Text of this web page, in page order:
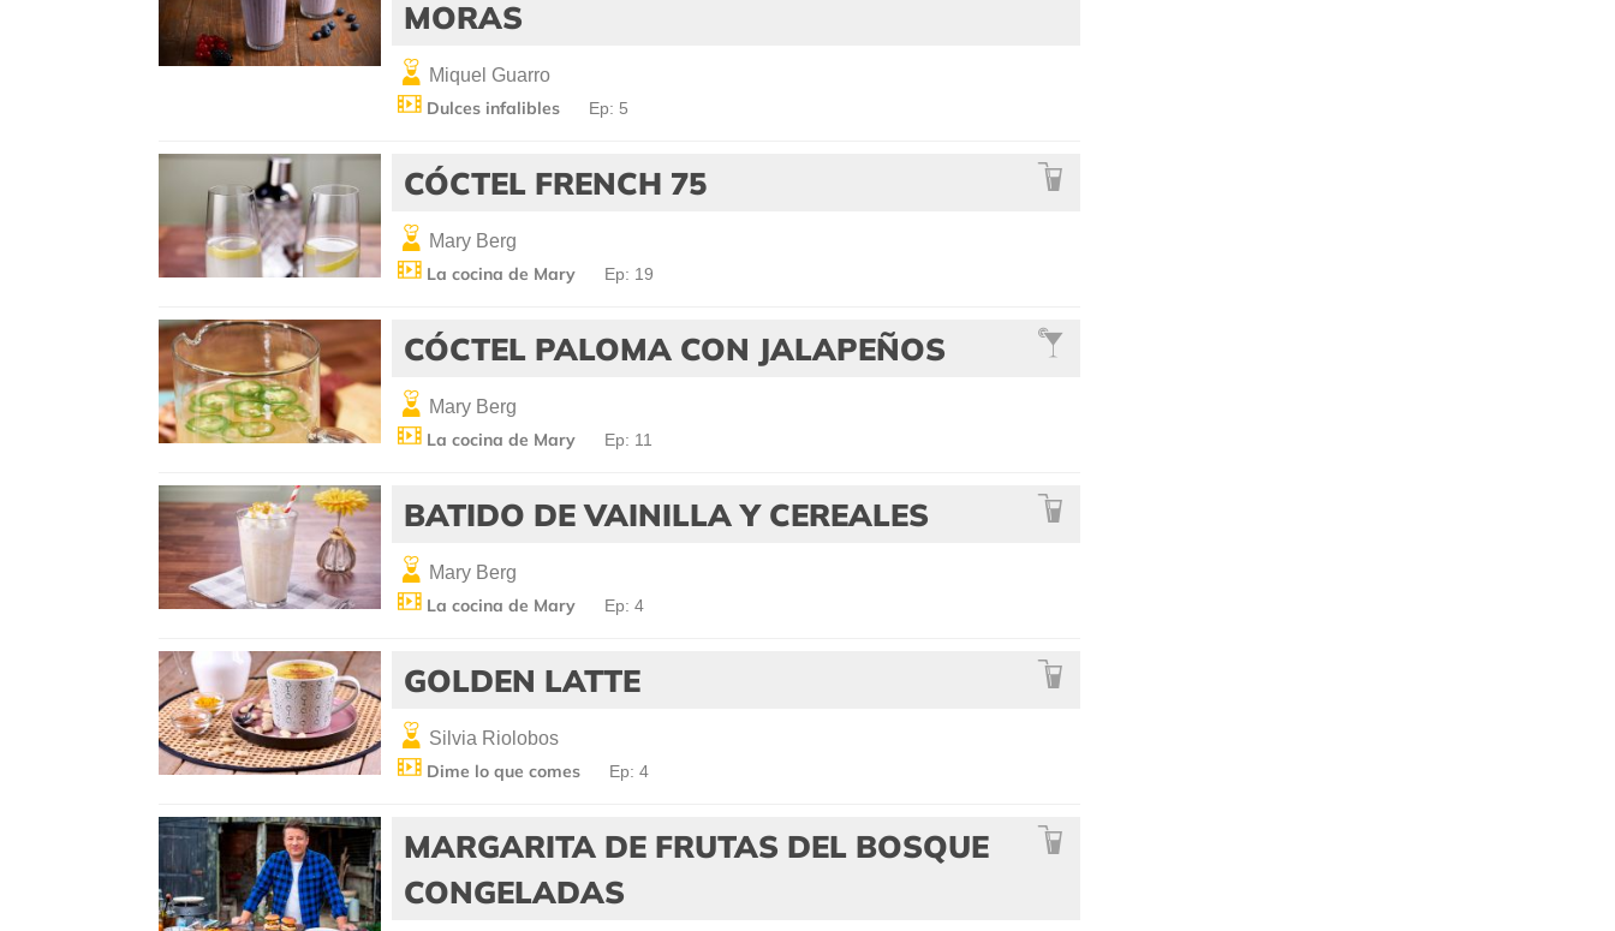
MORAS
Miquel Guarro
Dulces infalibles Ep: 5
CÓCTEL FRENCH 75
Mary Berg
La cocina de Mary Ep: 19
CÓCTEL PALOMA CON JALAPEÑOS
Mary Berg
La cocina de Mary Ep: 11
BATIDO DE VAINILLA Y CEREALES
Mary Berg
La cocina de Mary Ep: 4
GOLDEN LATTE
Silvia Riolobos
Dime lo que comes Ep: 4
MARGARITA DE FRUTAS DEL BOSQUE
CONGELADAS